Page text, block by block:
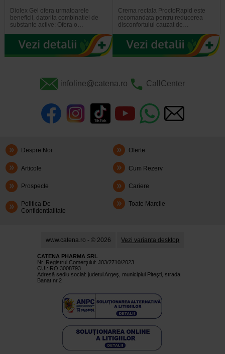
Diolex Gel ofera urmatoarele
beneficii, datorita combinatiei de
substante active: Ofera o…
Crema rectala ProctoRapid este
recomandata pentru reducerea
disconfortului cauzat de…
infoline@catena.ro CallCenter
Despre Noi Oferte
Articole Cum Rezerv
Prospecte Cariere
Politica De
Confidentialitate
Toate Marcile
www.catena.ro - © 2026 Vezi varianta desktop
CATENA PHARMA SRL
Nr. Registrul Comerţului: J03/2710/2023
CUI: RO 3008793
Adresă sediu social: judetul Argeş, municipiul Piteşti, strada
Banat nr.2